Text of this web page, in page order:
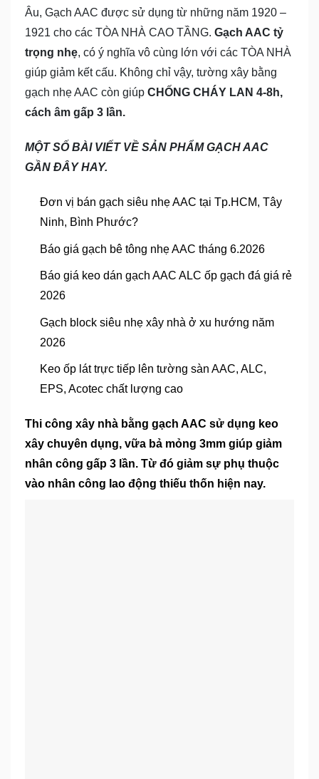
Âu, Gạch AAC được sử dụng từ những năm 1920 –
1921 cho các TÒA NHÀ CAO TẦNG. Gạch AAC tỷ
trọng nhẹ, có ý nghĩa vô cùng lớn với các TÒA NHÀ
giúp giảm kết cấu. Không chỉ vậy, tường xây bằng
gạch nhẹ AAC còn giúp CHỐNG CHÁY LAN 4-8h,
cách âm gấp 3 lần.
MỘT SỐ BÀI VIẾT VỀ SẢN PHẨM GẠCH AAC
GẦN ĐÂY HAY.
Đơn vị bán gạch siêu nhẹ AAC tại Tp.HCM, Tây
Ninh, Bình Phước?
Báo giá gạch bê tông nhẹ AAC tháng 6.2026
Báo giá keo dán gạch AAC ALC ốp gạch đá giá rẻ
2026
Gạch block siêu nhẹ xây nhà ở xu hướng năm
2026
Keo ốp lát trực tiếp lên tường sàn AAC, ALC,
EPS, Acotec chất lượng cao
Thi công xây nhà bằng gạch AAC sử dụng keo
xây chuyên dụng, vữa bả mỏng 3mm giúp giảm
nhân công gấp 3 lần. Từ đó giảm sự phụ thuộc
vào nhân công lao động thiếu thốn hiện nay.